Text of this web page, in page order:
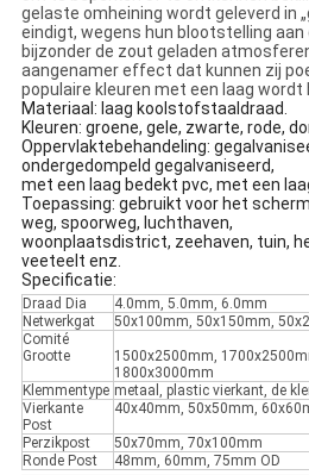
gelaste omheining wordt geleverd in
eindigt, wegens hun blootstelling
bijzonder de zout geladen
aangenamer effect dat kunnen zij
populaire kleuren met een laag wordt
Materiaal: laag koolstofstaaldraad.
Kleuren: groene, gele, zwarte, rode,
Oppervlaktebehandeling:
ondergedompeld gegalvaniseerd,
met een laag bedekt pvc, met een
Toepassing: gebruikt voor het
weg, spoorweg, luchthaven,
woonplaatsdistrict, zeehaven, tuin,
veeteelt enz.
Specificatie:
Draad Dia
4.0mm, 5.0mm, 6.0mm
Netwerkgat
50x100mm, 50x150mm,
Comité
Grootte
1500x2500mm,
1800x3000mm
Klemmentype metaal, plastic vierkant, de
Vierkante
Post
40x40mm, 50x50mm,
Perzikpost
50x70mm, 70x100mm
Ronde Post
48mm, 60mm, 75mm OD